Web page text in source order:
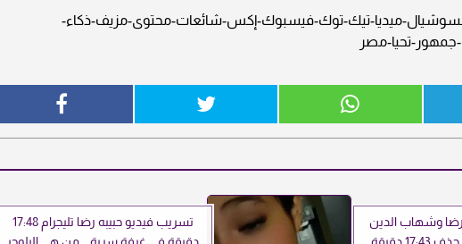
ميديا-تيك-توك-فيسبوك-إكس-شائعات-محتوى-مزيف-ذكاء-
تحيا-مصر
رضا وشهاب الدين
تسريب فيديو حبيبه رضا تليجرام 17:48